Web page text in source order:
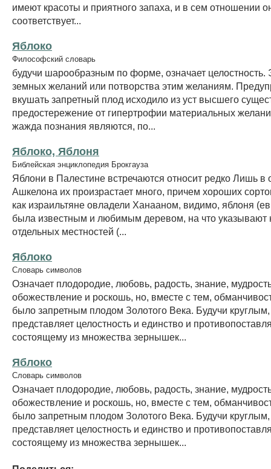
имеют красоты и приятного запаха, и в сем отношении
соответствует...
Яблоко
Философский словарь
будучи шарообразным по форме, означает целостность.
земных желаний или потворства этим желаниям.
вкушать запретный плод исходило из уст высшего
предостережение от гипертрофии материальных
жажда познания являются, по...
Яблоко, Яблоня
Библейская энциклопедия Брокгауза
Яблони в Палестине встречаются относит редко Лишь в
Ашкелона их произрастает много, причем хороших
как израильтяне овладели Ханааном, видимо, яблоня
была известным и любимым деревом, на что указывают
отдельных местностей (...
Яблоко
Словарь символов
Означает плодородие, любовь, радость, знание,
обожествление и роскошь, но, вместе с тем,
было запретным плодом Золотого Века. Будучи
представляет целостность и единство и
состоящему из множества зернышек...
Яблоко
Словарь символов
Означает плодородие, любовь, радость, знание,
обожествление и роскошь, но, вместе с тем,
было запретным плодом Золотого Века. Будучи
представляет целостность и единство и
состоящему из множества зернышек...